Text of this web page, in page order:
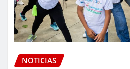
NOTICIAS